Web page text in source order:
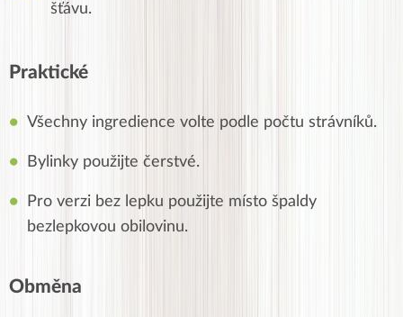
šťávu.
Praktické
Všechny ingredience volte podle počtu strávníků.
Bylinky použijte čerstvé.
Pro verzi bez lepku použijte místo špaldy
bezlepkovou obilovinu.
Obměna